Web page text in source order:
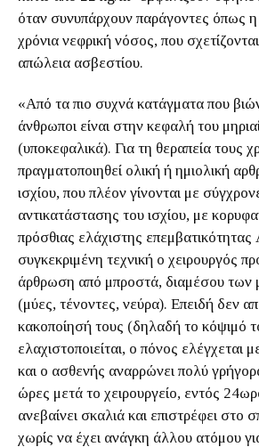
όταν συνυπάρχουν παράγοντες όπως
χρόνια νεφρική νόσος, που
απώλεια ασβεστίου.
«Από τα πιο συχνά κατάγματα που
άνθρωποι είναι στην κεφαλή του
(υποκεφαλικά). Για τη θεραπεία τους
πραγματοποιηθεί ολική ή ημιολική
ισχίου, που πλέον γίνονται με
αντικατάστασης του ισχίου, με
πρόσθιας ελάχιστης
συγκεκριμένη τεχνική ο χειρουργός
άρθρωση από μπροστά, διαμέσου των
(μύες, τένοντες, νεύρα). Επειδή δεν
κακοποίησή τους (δηλαδή το κόψιμό
ελαχιστοποιείται, ο πόνος ελέγχεται
και ο ασθενής αναρρώνει πολύ
ώρες μετά το χειρουργείο, εντός
ανεβαίνει σκαλιά και επιστρέφει στο
χωρίς να έχει ανάγκη άλλου ατόμου